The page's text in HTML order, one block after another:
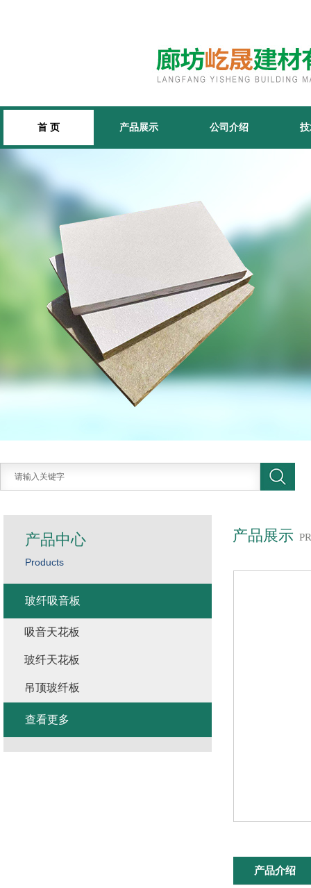
首 页 产品展示 公司介绍
产品展示
产品介绍
产品中心
Products
玻纤吸音板
吸音天花板
玻纤天花板
吊顶玻纤板
查看更多